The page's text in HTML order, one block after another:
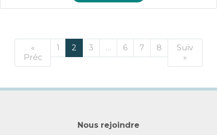
«
Préc
1 2 3 … 6 7 8
Suiv
»
Nous rejoindre